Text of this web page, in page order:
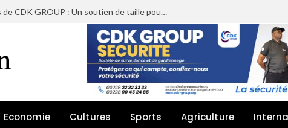
Sheyi Adebayor aux côtés de CDK GROUP : Un soutien de taille pour le concert de Joachin Migos
Economie Cultures Sports Agriculture